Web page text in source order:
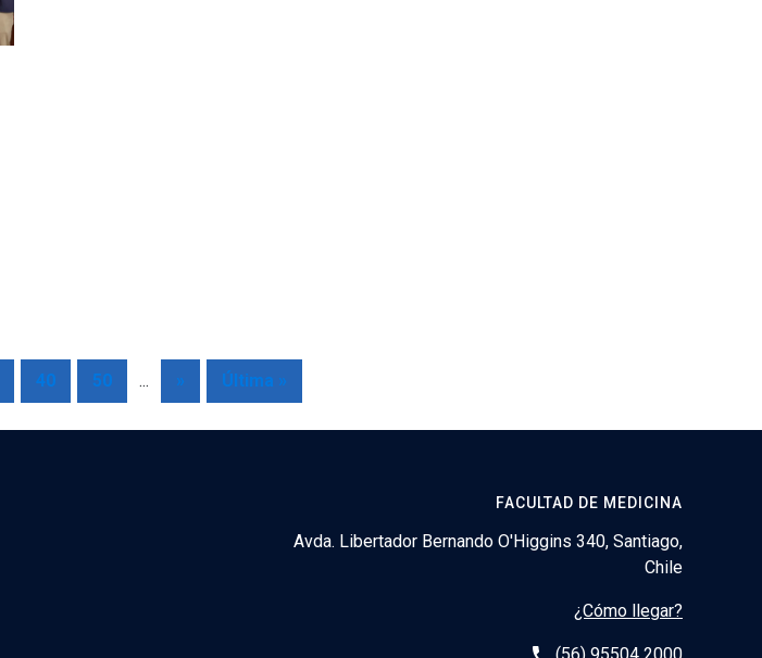
40 50 ... » Última »
FACULTAD DE MEDICINA
Avda. Libertador Bernando O'Higgins 340, Santiago,
Chile
¿Cómo llegar?